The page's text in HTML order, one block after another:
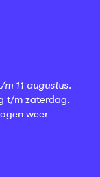
m 11 augustus.
t/m zaterdag.
weer